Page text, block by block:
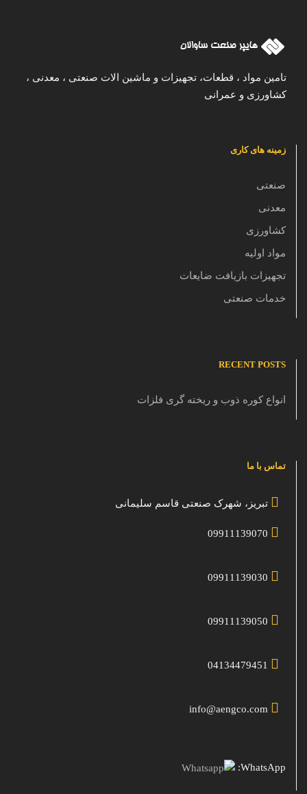
تامین مواد ، قطعات، تجهیزات و ماشین الات صنعتی ، معدنی ،
کشاورزی و عمرانی
زمینه های کاری
صنعتی
معدنی
کشاورزی
مواد اولیه
تجهیزات بازیافت ضایعات
خدمات صنعتی
RECENT POSTS
انواع کوره ذوب و ریخته گری فلزات
تماس با ما
تبریز، شهرک صنعتی قاسم سلیمانی
WhatsApp: